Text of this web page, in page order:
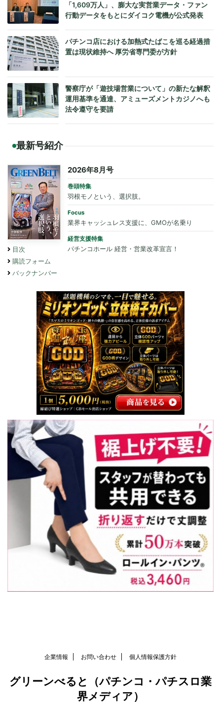
「1,609万人」、膨大な実営業データ・ファン
行動データをもとにダイコク電機が公式発表
パチンコ店における加熱式たばこを巡る経過措
置は現状維持へ 厚労省専門委が方針
警察庁が「遊技場営業について」の新たな解釈
運用基準を通達、アミューズメントカジノへも
法令遵守を要請
最新号紹介
目次
購読フォーム
バックナンバー
2026年8月号
巻頭特集
羽根モノという、選択肢。
Focus
業界キャッシュレス支援に、GMOが名乗り
経営支援特集
パチンコホール 経営・営業改革宣言！
企業情報 お問い合わせ 個人情報保護方針
グリーンべると（パチンコ・パチスロ業
界メディア）